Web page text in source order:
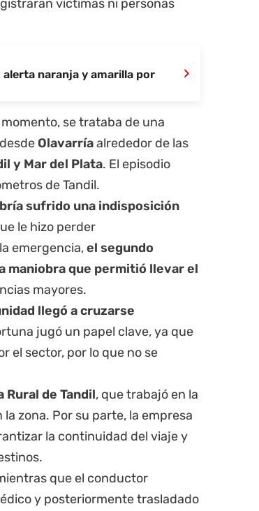
víctimas ni personas
naranja y amarilla por
›
se trataba de una
Olavarríaalrededor de las
y Mar del Plata. El episodio
de Tandil.
sufrido una indisposición
le hizo perder
emergencia,el segundo
maniobra que permitió llevar el
mayores.
llegó a cruzarse
jugó un papel clave, ya que
el sector, por lo que no se
Rural de Tandil, que trabajó en la
zona. Por su parte, la empresa
la continuidad del viaje y
que el conductor
y posteriormente trasladado